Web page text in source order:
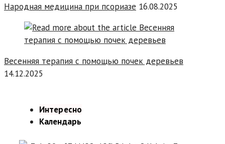
Народная медицина при псориазе 16.08.2025
Весенняя терапия с помощью почек деревьев
14.12.2025
Интересно
Календарь